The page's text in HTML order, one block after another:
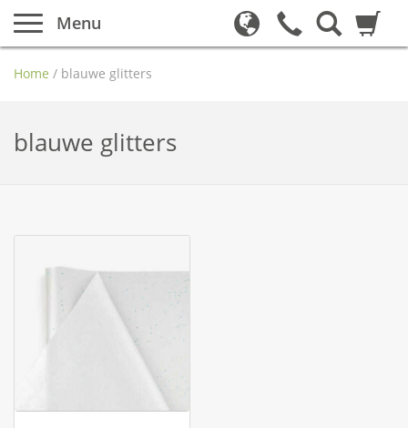
Menu
Home / blauwe glitters
blauwe glitters